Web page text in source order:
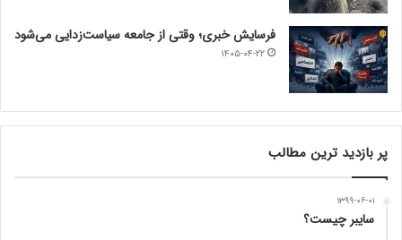
فرسایش خبری؛ وقتی از جامعه سیاست‌زدایی می‌شود
۱۴۰۵-۰۴-۲۲
پر بازدید ترین مطالب
۱۳۹۹-۰۶-۰۱
سایبر چیست؟